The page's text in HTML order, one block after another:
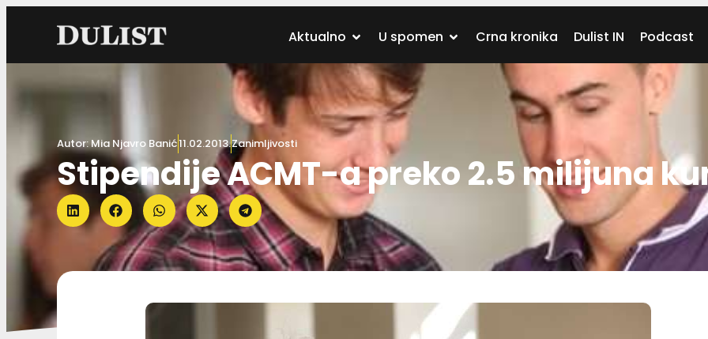
Aktualno U spomen Crna kronika Dulist IN Podcast
Autor:Mia Njavro Banić11.02.2013.Zanimljivosti
Stipendije ACMT-a preko 2.5 milijuna